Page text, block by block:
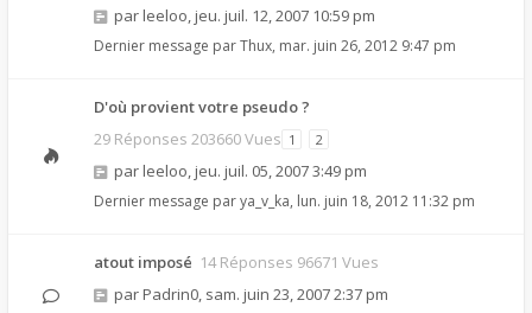
par leeloo, jeu. juil. 12, 2007 10:59 pm
Dernier message parThux, mar. juin 26, 2012 9:47 pm
D'où provient votre pseudo ?
29 Réponses 203660 Vues 1 2
par leeloo, jeu. juil. 05, 2007 3:49 pm
Dernier message parya_v_ka, lun. juin 18, 2012 11:32 pm
atout imposé 14 Réponses 96671 Vues
par Padrin0, sam. juin 23, 2007 2:37 pm